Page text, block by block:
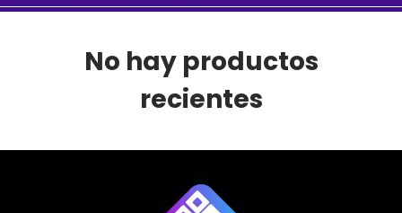
No hay productos
recientes